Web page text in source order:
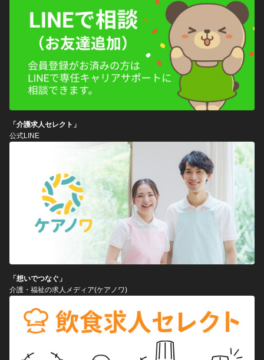
「介護求人セレクト」
公式LINE
「想いでつなぐ」
介護・福祉の求人メディア(ケアノワ)